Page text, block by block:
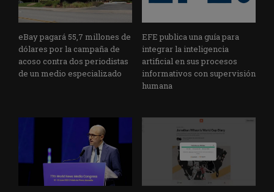
eBay pagará 55,7 millones de
dólares por la campaña de
acoso contra dos periodistas
de un medio especializado
EFE publica una guía para
integrar la inteligencia
artificial en sus procesos
informativos con supervisión
humana